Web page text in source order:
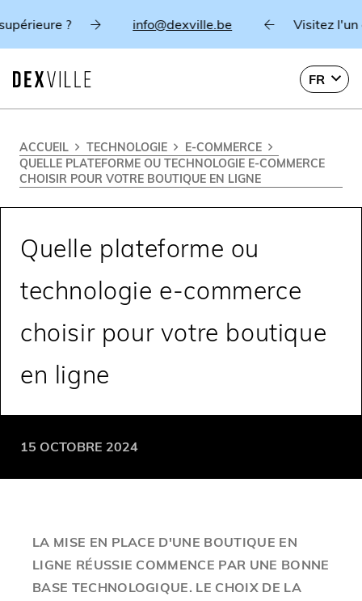
? info@dexville.be Visitez l'un de
FR
ACCUEIL TECHNOLOGIE
E-COMMERCE
QUELLE PLATEFORME OU TECHNOLOGIE E-COMMERCE
CHOISIR POUR VOTRE BOUTIQUE EN LIGNE
Quelle plateforme ou
technologie e-commerce
choisir pour votre boutique
en ligne
15 OCTOBRE 2024
LA MISE EN PLACE D'UNE BOUTIQUE EN
LIGNE RÉUSSIE COMMENCE PAR UNE BONNE
BASE TECHNOLOGIQUE. LE CHOIX DE LA